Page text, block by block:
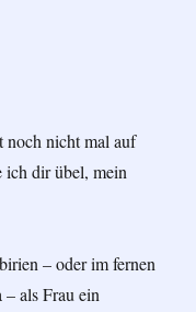
nicht mal auf
ich dir übel, mein
– oder im fernen
als Frau ein